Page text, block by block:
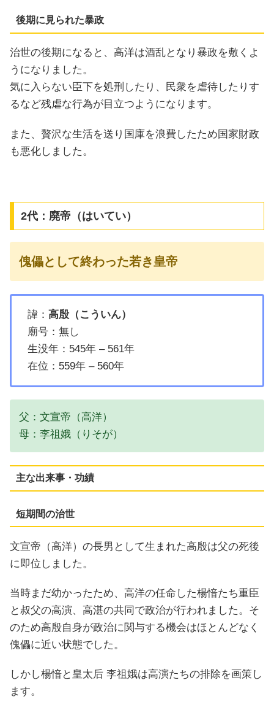
後期に見られた暴政
治世の後期になると、高洋は酒乱となり暴政を敷くよ
うになりました。
気に入らない臣下を処刑したり、民衆を虐待したりす
るなど残虐な行為が目立つようになります。
また、贅沢な生活を送り国庫を浪費したため国家財政
も悪化しました。
2代：廃帝（はいてい）
傀儡として終わった若き皇帝
諱： 高殷（こういん）
廟号：無し
生没年：545年 – 561年
在位：559年 – 560年
父：文宣帝（高洋）
母：李祖娥（りそが）
主な出来事・功績
短期間の治世
文宣帝（高洋）の長男として生まれた高殷は父の死後
に即位しました。
当時まだ幼かったため、高洋の任命した楊愔たち重臣
と叔父の高演、高湛の共同で政治が行われました。そ
のため高殷自身が政治に関与する機会はほとんどなく
傀儡に近い状態でした。
しかし楊愔と皇太后 李祖娥は高演たちの排除を画策し
ます。